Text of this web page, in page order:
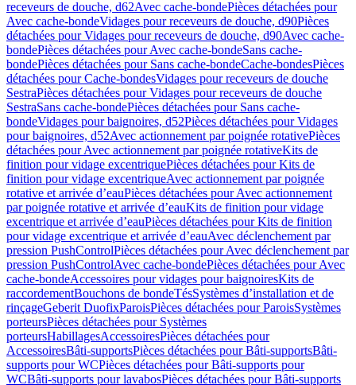
receveurs de douche, d62Avec cache-bondePièces détachées pour
Avec cache-bondeVidages pour receveurs de douche, d90Pièces
détachées pour Vidages pour receveurs de douche, d90Avec cache-
bondePièces détachées pour Avec cache-bondeSans cache-
bondePièces détachées pour Sans cache-bondeCache-bondesPièces
détachées pour Cache-bondesVidages pour receveurs de douche
SestraPièces détachées pour Vidages pour receveurs de douche
SestraSans cache-bondePièces détachées pour Sans cache-
bondeVidages pour baignoires, d52Pièces détachées pour Vidages
pour baignoires, d52Avec actionnement par poignée rotativePièces
détachées pour Avec actionnement par poignée rotativeKits de
finition pour vidage excentriquePièces détachées pour Kits de
finition pour vidage excentriqueAvec actionnement par poignée
rotative et arrivée d’eauPièces détachées pour Avec actionnement
par poignée rotative et arrivée d’eauKits de finition pour vidage
excentrique et arrivée d’eauPièces détachées pour Kits de finition
pour vidage excentrique et arrivée d’eauAvec déclenchement par
pression PushControlPièces détachées pour Avec déclenchement par
pression PushControlAvec cache-bondePièces détachées pour Avec
cache-bondeAccessoires pour vidages pour baignoiresKits de
raccordementBouchons de bondeTésSystèmes d’installation et de
rinçageGeberit DuofixParoisPièces détachées pour ParoisSystèmes
porteursPièces détachées pour Systèmes
porteursHabillagesAccessoiresPièces détachées pour
AccessoiresBâti-supportsPièces détachées pour Bâti-supportsBâti-
supports pour WCPièces détachées pour Bâti-supports pour
WCBâti-supports pour lavabosPièces détachées pour Bâti-supports